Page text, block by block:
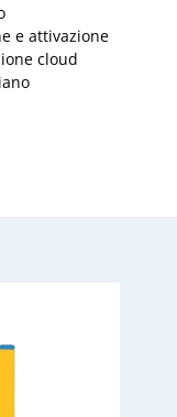
e attivazione
cloud